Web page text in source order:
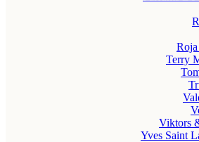
Terry
Viktors
Yves Saint